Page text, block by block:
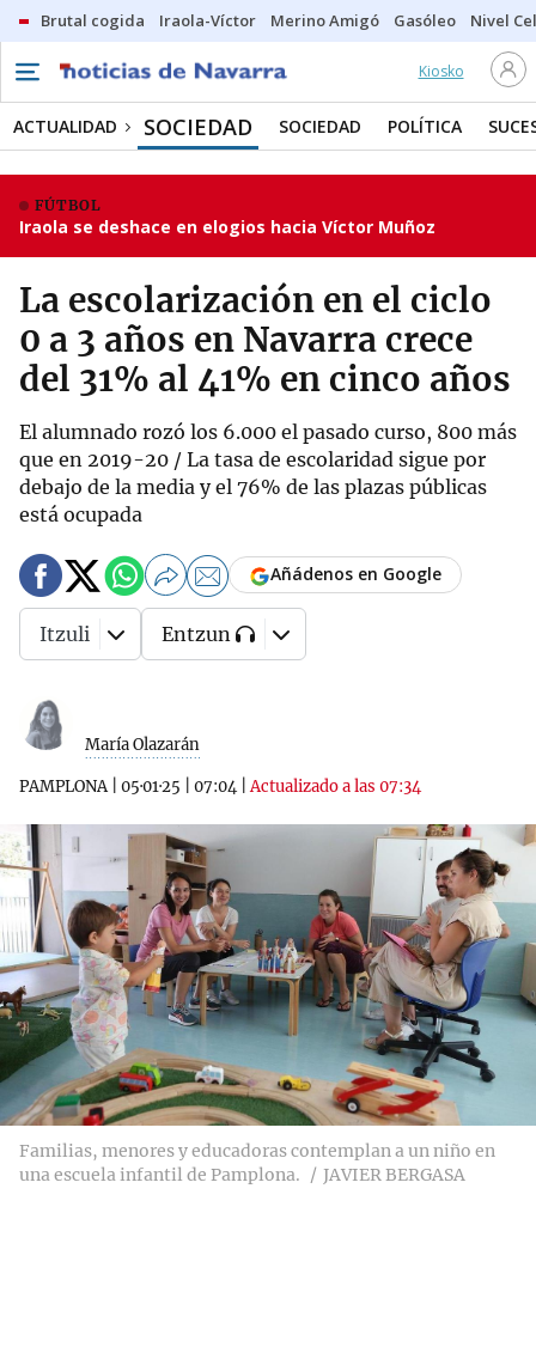
Brutal cogida Iraola-Víctor Merino Amigó Gasóleo Nivel
Kiosko
ACTUALIDAD SOCIEDAD SOCIEDAD POLÍTICA
FÚTBOL
Iraola se deshace en elogios hacia Víctor Muñoz
La escolarización en el ciclo
0 a 3 años en Navarra crece
del 31% al 41% en cinco años
El alumnado rozó los 6.000 el pasado curso, 800 más
que en 2019-20 / La tasa de escolaridad sigue por
debajo de la media y el 76% de las plazas públicas
está ocupada
María Olazarán
PAMPLONA| 05·01·25 07:04 |Actualizado a las 07:34
Añádenos en Google
Itzuli Entzun
Familias, menores y educadoras contemplan a un niño en
una escuela infantil de Pamplona.
JAVIER BERGASA